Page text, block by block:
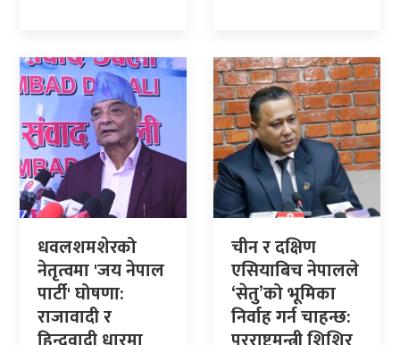
धवलशमशेरको
नेतृत्वमा 'जय नेपाल
पार्टी' घोषणा:
राजावादी र
चीन र दक्षिण
एसियाबिच नेपालले
‘सेतु’को भूमिका
निर्वाह गर्न चाहन्छ: